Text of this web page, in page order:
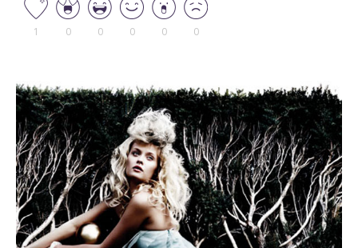
1 0 0 0 0 0